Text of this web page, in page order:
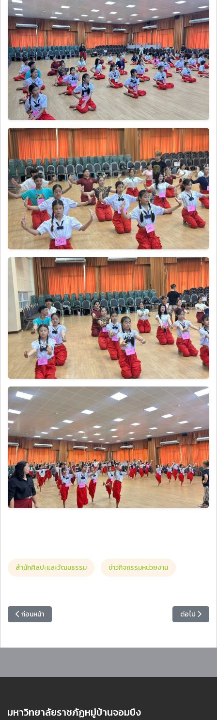
สำนักศิลปะและวัฒนธรรม ข่าวกิจกรรมหน่วยงาน
เนื้อหาก่อนหน้า: คณะมนุษยศาสตร์และสังคมศาสตร์ มรภ.หมู่บ้านจอมบึง
ก่อนหน้า เนื้อหาถัดไป
ต่อไป
มหาวิทยาลัยราชภัฏหมู่บ้านจอมบึง